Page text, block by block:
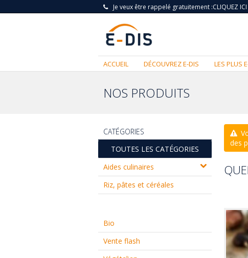
Je veux être rappelé gratuitement :CLIQUEZ ICI
ACCUEIL DÉCOUVREZ E-DIS LES PLUS
NOS PRODUITS
CATÉGORIES
TOUTES LES CATÉGORIES
Aides culinaires
Riz, pâtes et céréales
Bio
Vente flash
des